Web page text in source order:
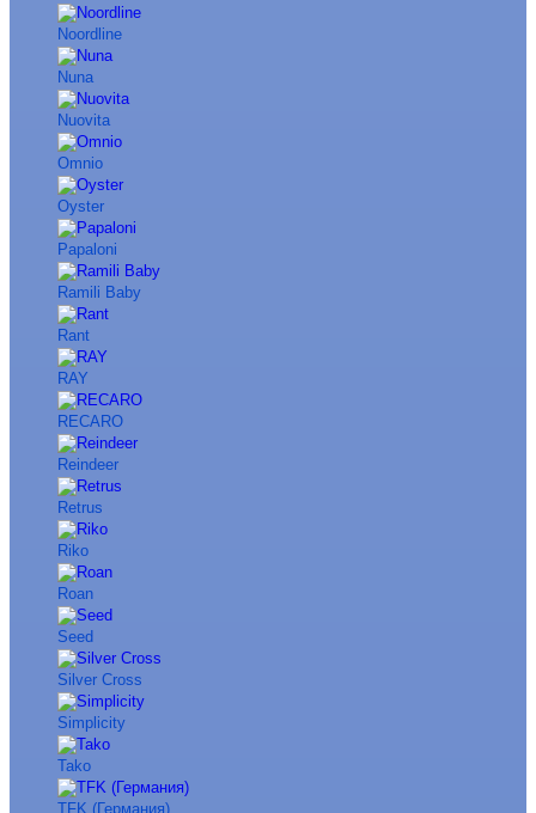
Noordline
Nuna
Nuovita
Omnio
Oyster
Papaloni
Ramili Baby
Rant
RAY
RECARO
Reindeer
Retrus
Riko
Roan
Seed
Silver Cross
Simplicity
Tako
TFK (Германия)